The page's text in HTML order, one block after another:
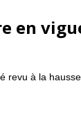
en
revu à la